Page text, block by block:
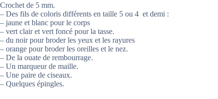
Crochet de 5 mm.
– Des fils de coloris différents en taille 5 ou 4 et demi :
– jaune et blanc pour le corps
– vert clair et vert foncé pour la tasse.
– du noir pour broder les yeux et les rayures
– orange pour broder les oreilles et le nez.
– De la ouate de rembourrage.
– Un marqueur de maille.
– Une paire de ciseaux.
– Quelques épingles.